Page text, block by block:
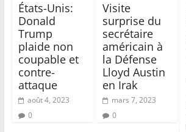
États-Unis:
Donald
Trump
plaide non
coupable et
contre-
attaque
août 4, 2023
0
Visite
surprise du
secrétaire
américain à
la Défense
Lloyd Austin
en Irak
mars 7, 2023
0